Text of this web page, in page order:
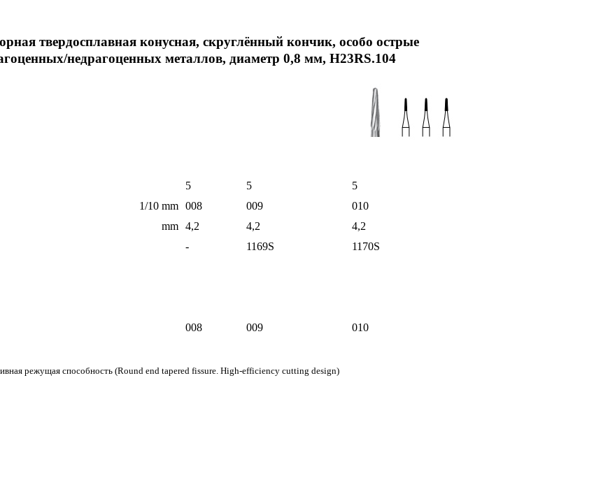
твердосплавная конусная, скруглённый кончик, особо острые
недрагоценных металлов, диаметр 0,8 мм, H23RS.104
5 5
5
1/10 mm 008 009
010
mm 4,2 4,2
4,2
- 1169S 1170S
008 009 010
режущая способность (Round end tapered fissure. High-efficiency cutting design)